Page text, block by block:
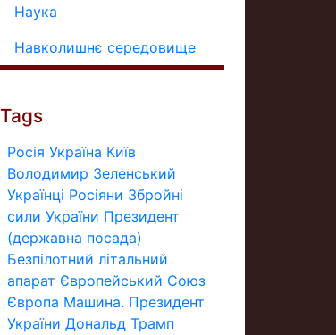
Наука
Навколишнє середовище
Tags
Росія Україна Київ
Володимир Зеленський
Українці Росіяни Збройні
сили України Президент
(державна посада)
Безпілотний літальний
апарат Європейський Союз
Європа Машина. Президент
України Дональд Трамп